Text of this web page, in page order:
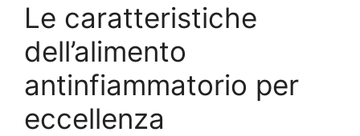
Le caratteristiche
dell’alimento
antinfiammatorio per
eccellenza